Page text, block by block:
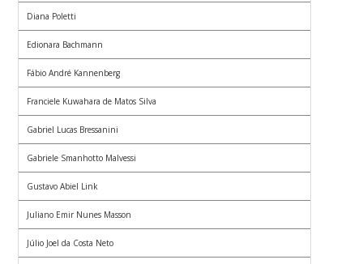
Diana Poletti
Edionara Bachmann
Fábio André Kannenberg
Franciele Kuwahara de Matos Silva
Gabriel Lucas Bressanini
Gabriele Smanhotto Malvessi
Gustavo Abiel Link
Juliano Emir Nunes Masson
Júlio Joel da Costa Neto